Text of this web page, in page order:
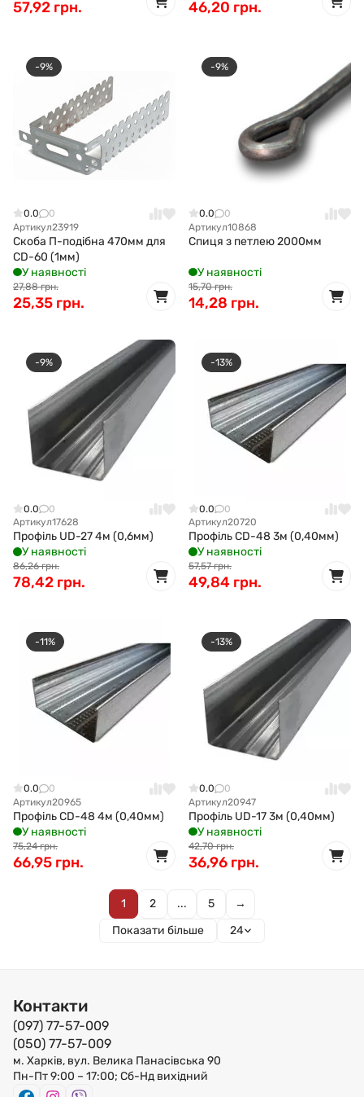
57,92 грн. 46,20 грн.
-9%
0.0
0
Артикул23919
Скоба П-подібна 470мм для
CD-60 (1мм)
У наявності
27,88 грн.
25,35 грн.
-9%
0.0
0
Артикул10868
Спиця з петлею 2000мм
У наявності
15,70 грн.
14,28 грн.
-9%
0.0
0
Артикул17628
Профіль UD-27 4м (0,6мм)
У наявності
86,26 грн.
78,42 грн.
-13%
0.0
0
Артикул20720
Профіль CD-48 3м (0,40мм)
У наявності
57,57 грн.
49,84 грн.
-11%
0.0
0
Артикул20965
Профіль CD-48 4м (0,40мм)
У наявності
75,24 грн.
66,95 грн.
-13%
0.0
0
Артикул20947
Профіль UD-17 3м (0,40мм)
У наявності
42,70 грн.
36,96 грн.
1 2 ... 5
→
Показати більше
24
Контакти
(097) 77-57-009
(050) 77-57-009
м. Харків, вул. Велика Панасівська 90
Пн-Пт 9:00 – 17:00; Сб-Нд вихідний